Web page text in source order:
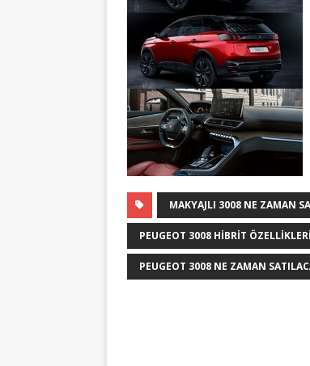
MAKYAJLI 3008 NE ZAMAN
PEUGEOT 3008 HIBRIT
PEUGEOT 3008 NE ZAMAN